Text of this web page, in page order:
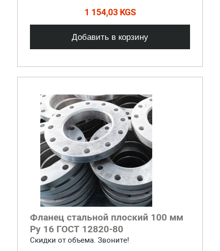
1 154,03 KGS
Добавить в корзину
Фланец стальной плоский 100 мм
Ру 16 ГОСТ 12820-80
Скидки от объема. Звоните!